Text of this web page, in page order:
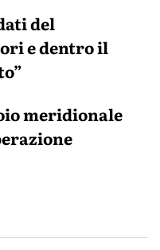
del
e dentro il
meridionale